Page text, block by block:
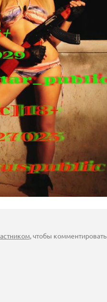
, чтобы комментировать